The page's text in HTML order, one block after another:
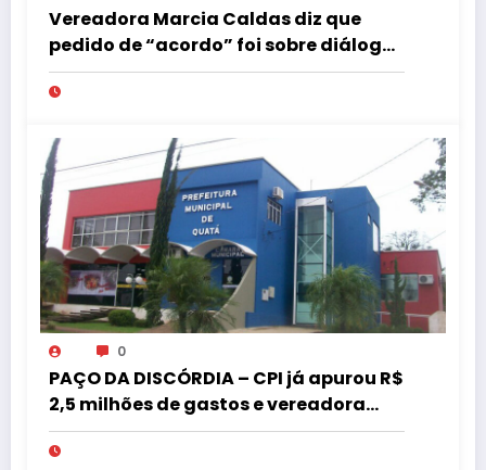
Vereadora Marcia Caldas diz que
pedido de “acordo” foi sobre diálogo
institucional
0
PAÇO DA DISCÓRDIA – CPI já apurou R$
2,5 milhões de gastos e vereadora
pede “acordo” para aprovar R$ 9,5
milhões